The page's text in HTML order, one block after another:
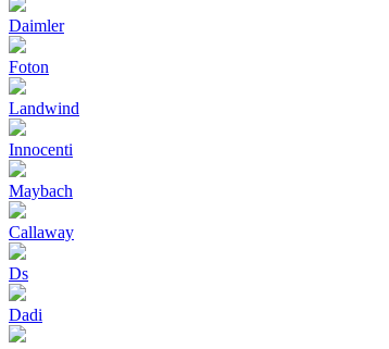
Daimler
Foton
Landwind
Innocenti
Maybach
Callaway
Ds
Dadi